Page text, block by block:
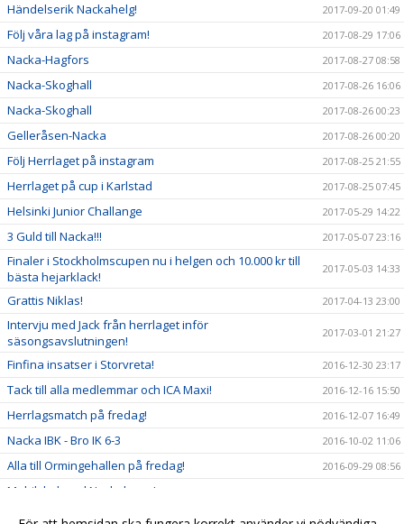
Händelserik Nackahelg! 2017-09-20 01:49
Följ våra lag på instagram! 2017-08-29 17:06
Nacka-Hagfors 2017-08-27 08:58
Nacka-Skoghall 2017-08-26 16:06
Nacka-Skoghall 2017-08-26 00:23
Gelleråsen-Nacka 2017-08-26 00:20
Följ Herrlaget på instagram 2017-08-25 21:55
Herrlaget på cup i Karlstad 2017-08-25 07:45
Helsinki Junior Challange 2017-05-29 14:22
3 Guld till Nacka!!! 2017-05-07 23:16
Finaler i Stockholmscupen nu i helgen och 10.000 kr till
bästa hejarklack!
2017-05-03 14:33
Grattis Niklas! 2017-04-13 23:00
Intervju med Jack från herrlaget inför
säsongsavslutningen!
2017-03-01 21:27
Finfina insatser i Storvreta! 2016-12-30 23:17
Tack till alla medlemmar och ICA Maxi! 2016-12-16 15:50
Herrlagsmatch på fredag! 2016-12-07 16:49
Nacka IBK - Bro IK 6-3 2016-10-02 11:06
Alla till Ormingehallen på fredag! 2016-09-29 08:56
Mobilskal med Nackalogga!
Se dam och herrlaget och bidra till framtiden! 2016-09-20 13:38